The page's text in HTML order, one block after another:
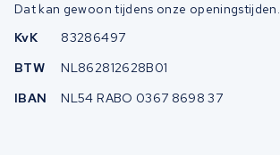
Dat kan gewoon tijdens onze openingstijden.
KvK
83286497
BTW
NL862812628B01
IBAN
NL54 RABO 0367 8698 37